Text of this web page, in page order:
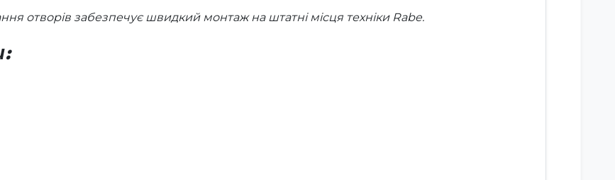
отворів забезпечує швидкий монтаж на штатні місця техніки Rabe.